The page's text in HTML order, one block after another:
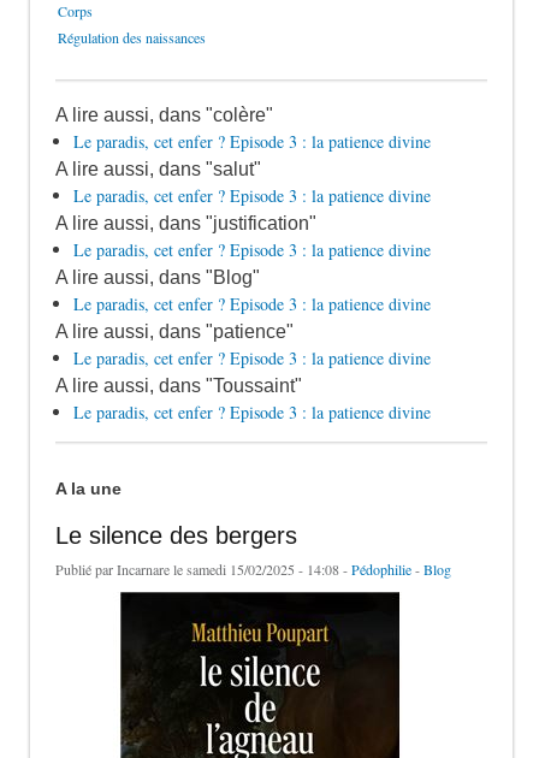
Corps
Régulation des naissances
A lire aussi, dans "colère"
Le paradis, cet enfer ? Episode 3 : la patience divine
A lire aussi, dans "salut"
Le paradis, cet enfer ? Episode 3 : la patience divine
A lire aussi, dans "justification"
Le paradis, cet enfer ? Episode 3 : la patience divine
A lire aussi, dans "Blog"
Le paradis, cet enfer ? Episode 3 : la patience divine
A lire aussi, dans "patience"
Le paradis, cet enfer ? Episode 3 : la patience divine
A lire aussi, dans "Toussaint"
Le paradis, cet enfer ? Episode 3 : la patience divine
A la une
Le silence des bergers
Publié parIncarnarele samedi 15/02/2025 - 14:08 -Pédophilie-Blog